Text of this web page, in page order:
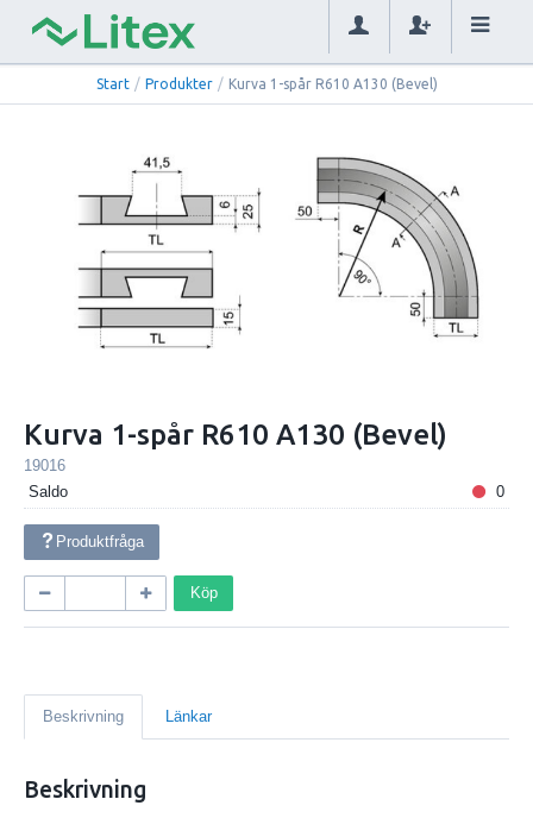
Start / Produkter / Kurva 1-spår R610 A130 (Bevel)
Kurva 1-spår R610 A130 (Bevel)
19016
Saldo
0
Produktfråga
Köp
Beskrivning Länkar
Beskrivning